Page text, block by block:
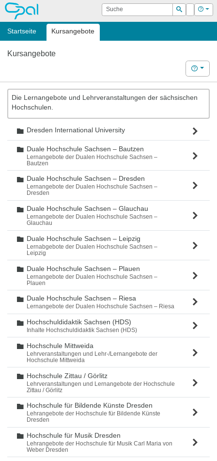
OPAL Suche
Suchen
Login Hilfe
Startseite Kursangebote
Kursangebote
Hilfe
Die Lernangebote und Lehrveranstaltungen der sächsischen
Hochschulen.
Ordner
Dresden International University
Ordner
Duale Hochschule Sachsen – Bautzen
Lernangebote der Dualen Hochschule Sachsen –
Bautzen
Ordner
Duale Hochschule Sachsen – Dresden
Lernangebote der Dualen Hochschule Sachsen –
Dresden
Ordner
Duale Hochschule Sachsen – Glauchau
Lernangebote der Dualen Hochschule Sachsen –
Glauchau
Ordner
Duale Hochschule Sachsen – Leipzig
Lernabgebote der Dualen Hochschule Sachsen –
Leipzig
Ordner
Duale Hochschule Sachsen – Plauen
Lernangebote der Dualen Hochschule Sachsen –
Plauen
Ordner
Duale Hochschule Sachsen – Riesa
Lernangebote der Dualen Hochschule Sachsen – Riesa
Ordner
Hochschuldidaktik Sachsen (HDS)
Inhalte Hochschuldidaktik Sachsen (HDS)
Ordner
Hochschule Mittweida
Lehrveranstaltungen und Lehr-/Lernangebote der
Hochschule Mittweida
Ordner
Hochschule Zittau / Görlitz
Lehrveranstaltungen und Lernangebote der Hochschule
Zittau / Görlitz
Ordner
Hochschule für Bildende Künste Dresden
Lehrangebote der Hochschule für Bildende Künste
Dresden
Ordner
Hochschule für Musik Dresden
Lehrangebote der Hochschule für Musik Carl Maria von
Weber Dresden